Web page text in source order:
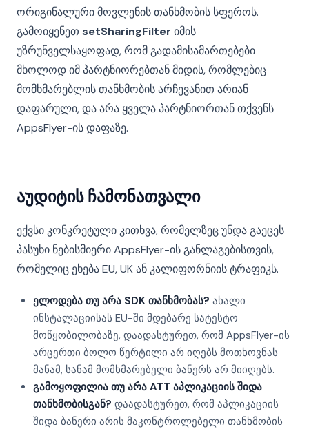
ორიგინალური მოვლენის თანხმობის სფეროს.
გამოიყენეთ setSharingFilter იმის
უზრუნველსაყოფად, რომ გადამისამართებები
მხოლოდ იმ პარტნიორებთან მიდის, რომლებიც
მომხმარებლის თანხმობის არჩევანით არიან
დაფარული, და არა ყველა პარტნიორთან თქვენს
AppsFlyer-ის დაფაზე.
აუდიტის ჩამონათვალი
ექვსი კონკრეტული კითხვა, რომელზეც უნდა გაეცეს
პასუხი ნებისმიერი AppsFlyer-ის განლაგებისთვის,
რომელიც ეხება EU, UK ან კალიფორნიის ტრაფიკს.
ელოდება თუ არა SDK თანხმობას? ახალი
ინსტალაციისას EU-ში მდებარე სატესტო
მოწყობილობაზე, დაადასტურეთ, რომ AppsFlyer-ის
არცერთი ბოლო წერტილი არ იღებს მოთხოვნას
მანამ, სანამ მომხმარებელი ბანერს არ მიიღებს.
გამოყოფილია თუ არა ATT აპლიკაციის შიდა
თანხმობისგან? დაადასტურეთ, რომ აპლიკაციის
შიდა ბანერი არის მაკონტროლებელი თანხმობის